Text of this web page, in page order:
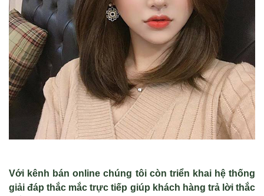
Với kênh bán online chúng tôi còn triển khai hệ thống
giải đáp thắc mắc trực tiếp giúp khách hàng trả lời thắc